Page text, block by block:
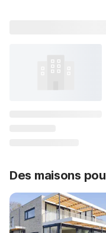
Des maisons